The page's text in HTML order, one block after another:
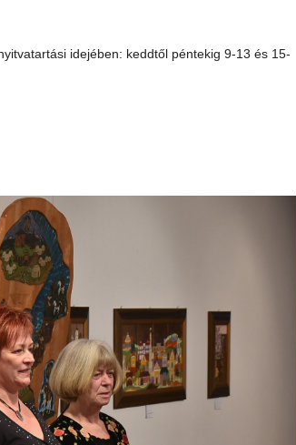
idejében: keddtől péntekig 9-13 és 15-